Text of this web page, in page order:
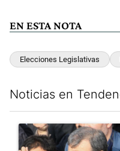
EN ESTA NOTA
Elecciones Legislativas
Noticias en
Un artículo de tendencia